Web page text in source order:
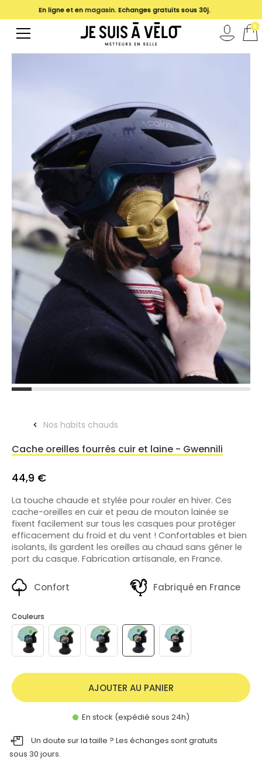
Nos habits chauds
Cache oreilles fourrés cuir et laine - Gwennili
44,9 €
La touche chaude et stylée pour rouler en hiver. Ces
cache-oreilles en cuir et peau de mouton lainée se
fixent facilement sur tous les casques pour protéger
efficacement du froid et du vent ! Confortables et bien
isolants, ils gardent les oreilles au chaud sans gêner le
port du casque. Fabrication artisanale, en France.
Confort Fabriqué en France
Couleurs
AJOUTER AU PANIER
En stock (expédié sous 24h)
Un doute sur la taille ? Les échanges sont gratuits
sous 30 jours.
En ligne et enmagasin. Echanges gratuits sous 30j.
0